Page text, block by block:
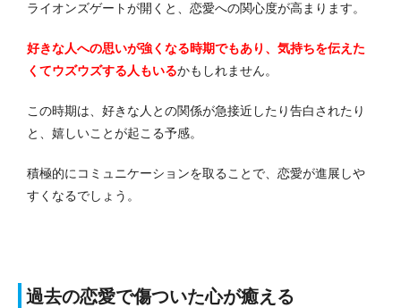
ライオンズゲートが開くと、恋愛への関心度が高まります。
好きな人への思いが強くなる時期でもあり、気持ちを伝えた
くてウズウズする人もいるかもしれません。
この時期は、好きな人との関係が急接近したり告白されたり
と、嬉しいことが起こる予感。
積極的にコミュニケーションを取ることで、恋愛が進展しや
すくなるでしょう。
過去の恋愛で傷ついた心が癒える